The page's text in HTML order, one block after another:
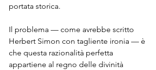
portata storica.
Il problema — come avrebbe scritto
Herbert Simon con tagliente ironia — è
che questa razionalità perfetta
appartiene al regno delle divinità